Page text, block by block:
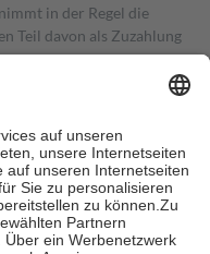
in der Regel die
Teil davon als Zuzahlung
in Höhe von zehn
mehr als die tatsächlichen
für Online-Apotheken.
beträgt die
zehn Euro je